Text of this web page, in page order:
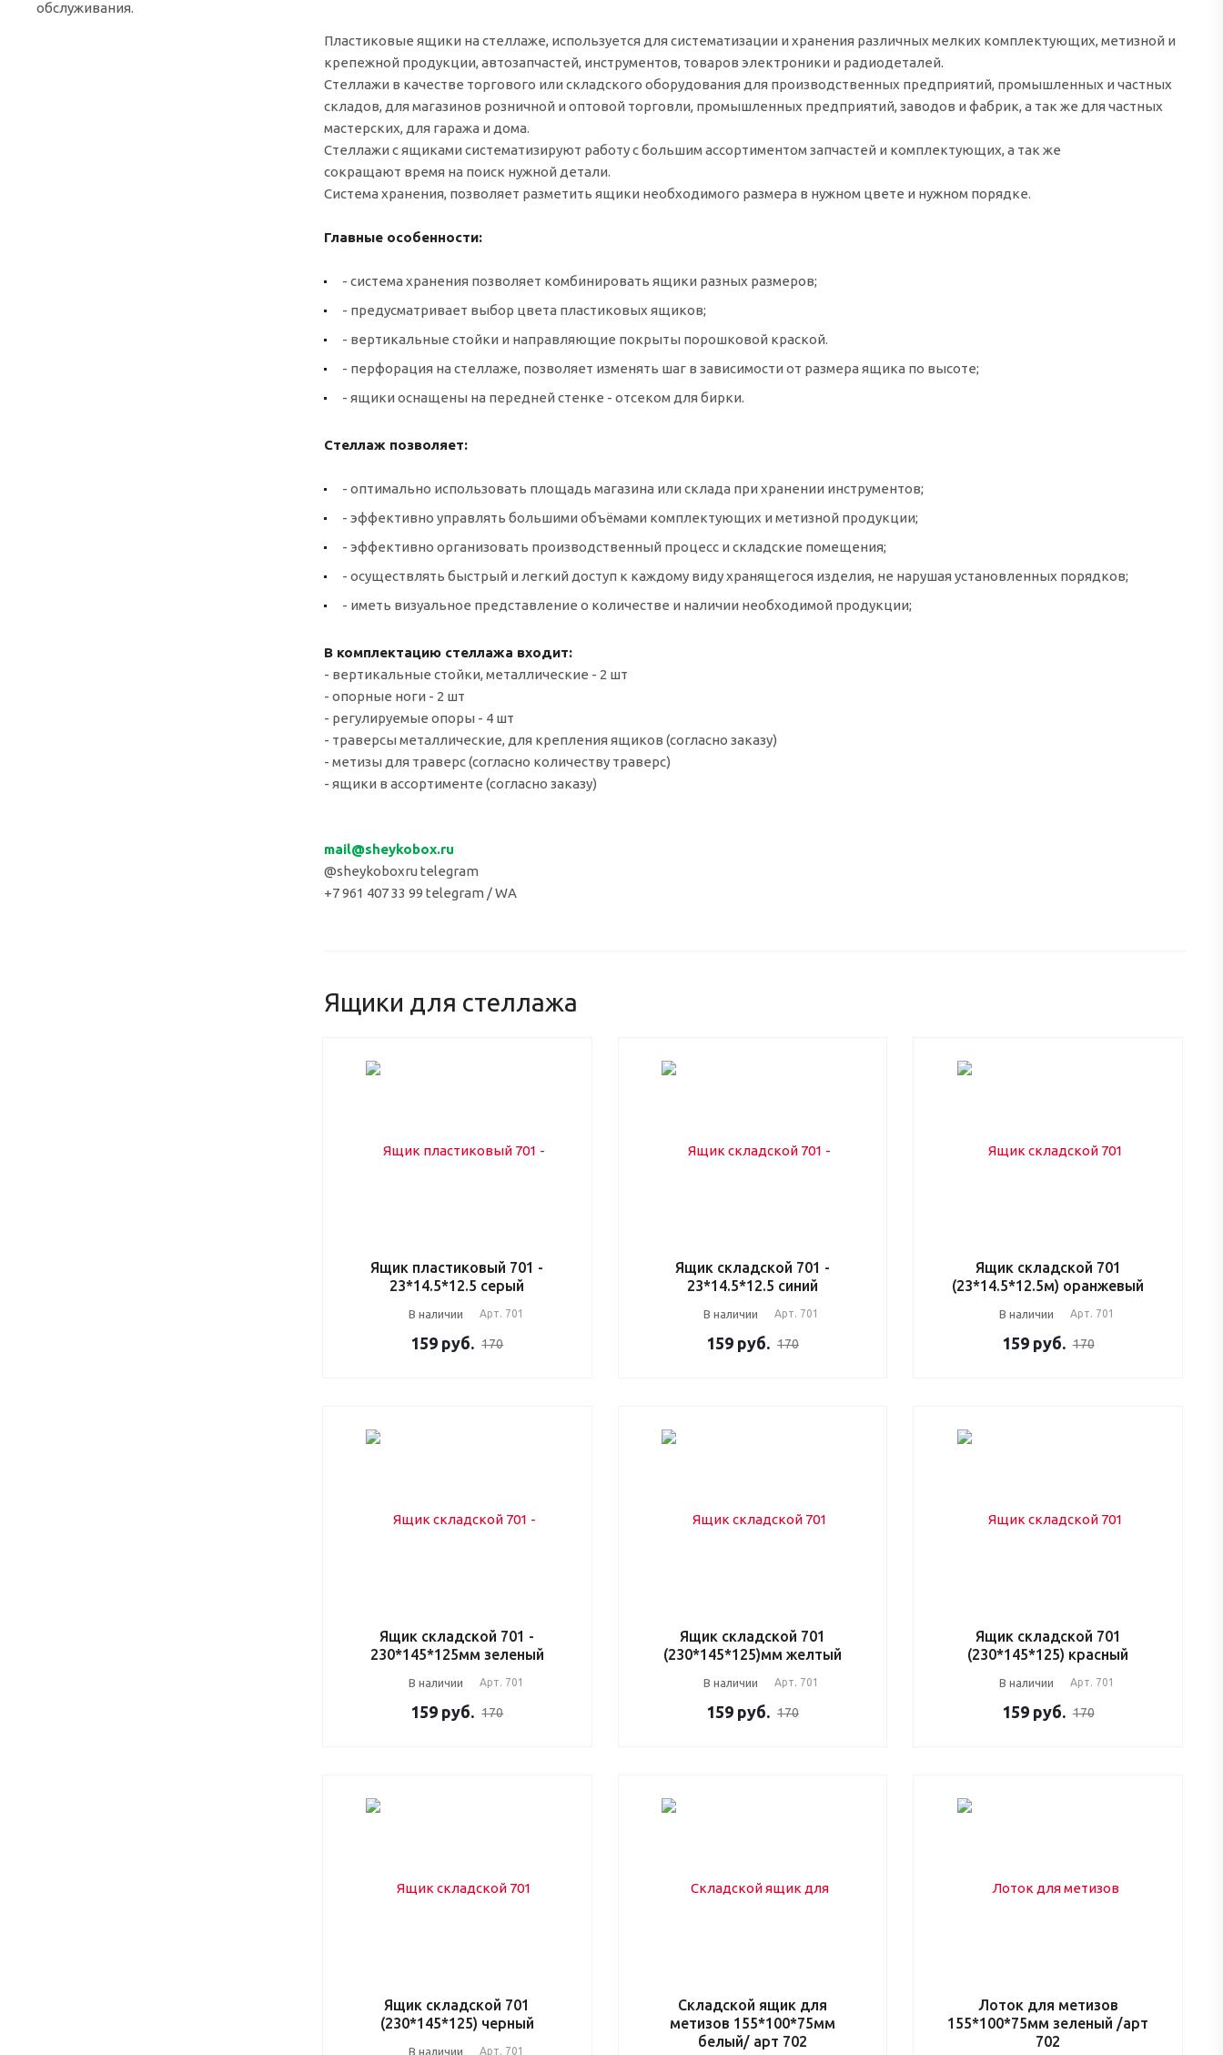
Пластиковые ящики на стеллаже, используется для систематизации и хранения различных мелких комплектующих, метизной и
крепежной продукции, автозапчастей, инструментов, товаров электроники и радиодеталей.
Стеллажи в качестве торгового или складского оборудования для производственных предприятий, промышленных и частных
складов, для магазинов розничной и оптовой торговли, промышленных предприятий, заводов и фабрик, а так же для частных
мастерских, для гаража и дома.
Стеллажи с ящиками систематизируют работу с большим ассортиментом запчастей и комплектующих, а так же
сокращают время на поиск нужной детали.
Система хранения, позволяет разметить ящики необходимого размера в нужном цвете и нужном порядке.
Главные особенности:
- система хранения позволяет комбинировать ящики разных размеров;
- предусматривает выбор цвета пластиковых ящиков;
- вертикальные стойки и направляющие покрыты порошковой краской.
- перфорация на стеллаже, позволяет изменять шаг в зависимости от размера ящика по высоте;
- ящики оснащены на передней стенке - отсеком для бирки.
Стеллаж позволяет:
- оптимально использовать площадь магазина или склада при хранении инструментов;
- эффективно управлять большими объёмами комплектующих и метизной продукции;
- эффективно организовать производственный процесс и складские помещения;
- осуществлять быстрый и легкий доступ к каждому виду хранящегося изделия, не нарушая установленных порядков;
- иметь визуальное представление о количестве и наличии необходимой продукции;
В комплектацию стеллажа входит:
- вертикальные стойки, металлические - 2 шт
- опорные ноги - 2 шт
- регулируемые опоры - 4 шт
- траверсы металлические, для крепления ящиков (согласно заказу)
- метизы для траверс (согласно количеству траверс)
- ящики в ассортименте (согласно заказу)
mail@sheykobox.ru
@sheykoboxru telegram
+7 961 407 33 99 telegram / WA
Ящики для стеллажа
Ящик пластиковый 701 -
23*14.5*12.5 серый
В наличии Арт. 701
159 руб. 170
Ящик складской 701 -
23*14.5*12.5 синий
В наличии Арт. 701
159 руб. 170
Ящик складской 701
(23*14.5*12.5м) оранжевый
В наличии Арт. 701
159 руб. 170
Ящик складской 701 -
230*145*125мм зеленый
В наличии Арт. 701
159 руб. 170
Ящик складской 701
(230*145*125)мм желтый
В наличии Арт. 701
159 руб. 170
Ящик складской 701
(230*145*125) красный
В наличии Арт. 701
159 руб. 170
Ящик складской 701
(230*145*125) черный
В наличии Арт. 701
Складской ящик для
метизов 155*100*75мм
белый/ арт 702
Лоток для метизов
155*100*75мм зеленый /арт
702
обслуживания.